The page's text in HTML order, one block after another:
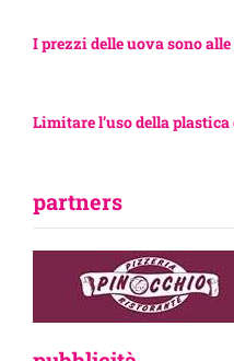
I prezzi delle uova sono alle
Limitare l’uso della plastica
partners